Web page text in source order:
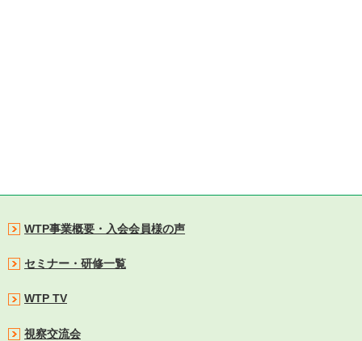
WTP事業概要・入会会員様の声
セミナー・研修一覧
WTP TV
視察交流会